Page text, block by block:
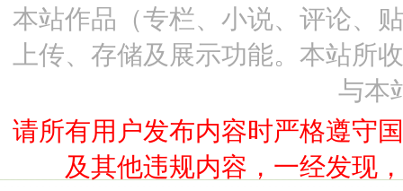
本站作品（专栏、小说、评论、
上传、存储及展示功能。本站所
与本
请所有用户发布内容时严格遵守
及其他违规内容，一经发现